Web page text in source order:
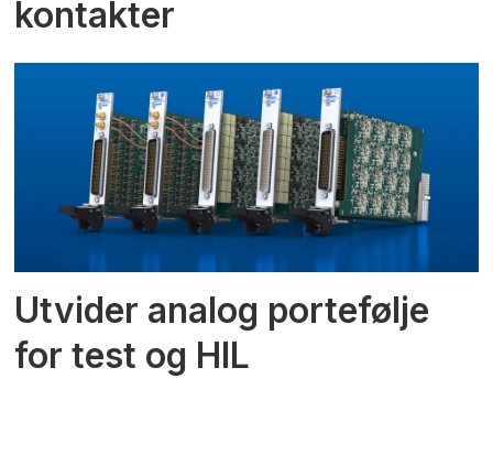
kontakter
Utvider analog portefølje
for test og HIL